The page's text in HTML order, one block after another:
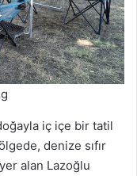
iç içe bir tatil
denize sıfır
alan Lazoğlu